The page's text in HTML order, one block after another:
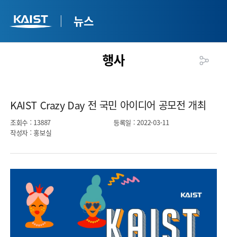
뉴스
행사
KAIST Crazy Day 전 국민 아이디어 공모전 개최​
조회수 : 13887 등록일 : 2022-03-11
작성자 : 홍보실